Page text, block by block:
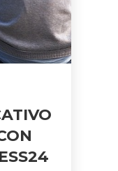
2
A MIRAR
EL ARTE:
MADRID
EN LA
SEGUNDA
11